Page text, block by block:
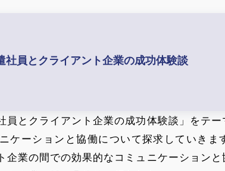
社員とクライアント企業の成功体験談
員とクライアント企業の成功体験談」をテ
ケーションと協働について探求していきま
企業の間での効果的なコミュニケーション